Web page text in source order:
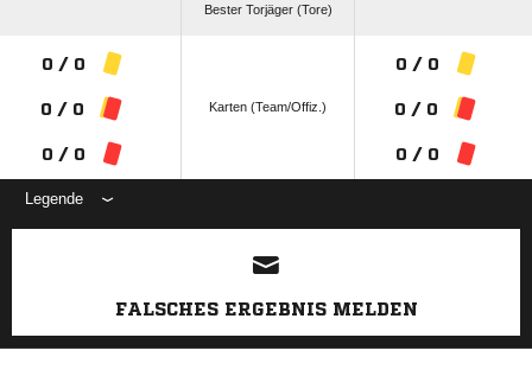
Bester Torjäger (Tore)
0 / 0
0 / 0
0 / 0
Karten (Team/Offiz.)
0 / 0
0 / 0
0 / 0
Legende
ANZEIGE
FALSCHES ERGEBNIS MELDEN